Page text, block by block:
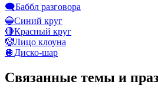
🗨️Баббл разговора
🔵Синий круг
🔴Красный круг
🤡Лицо клоуна
🪩 Диско-шар
Связанные темы и